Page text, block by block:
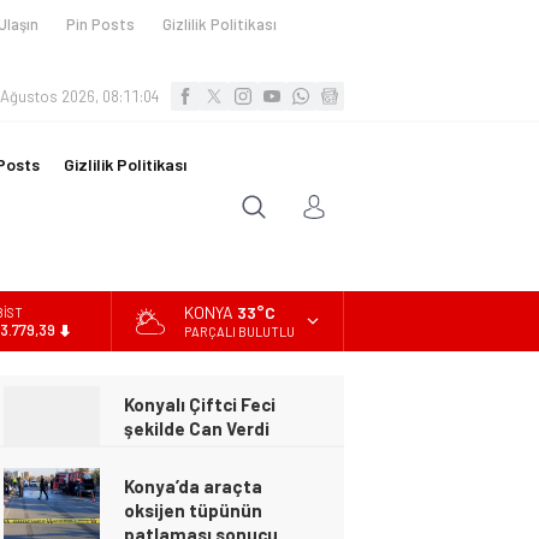
Pin Posts
Gizlilik Politikası
2026, 08:11:06
Gizlilik Politikası
ALTIN
6.660,55
KONYA 33°C
PARÇALI BULUTLU
Konya’da araçta
oksijen tüpünün
hayatını kaybeden biri
bebek 2 kişi ile
yaralanan 2 kişinin